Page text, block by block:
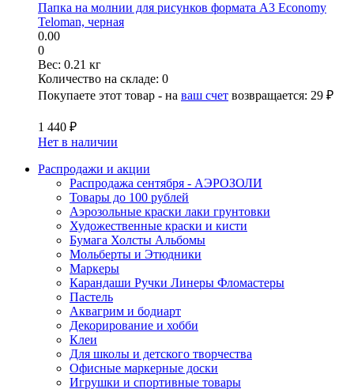
Папка на молнии для рисунков формата А3 Economy
Teloman, черная
0.00
0
Вес: 0.21 кг
Количество на складе: 0
Покупаете этот товар - на ваш счет возвращается: 29 ₽
1 440 ₽
Нет в наличии
Распродажи и акции
Распродажа сентября - АЭРОЗОЛИ
Товары до 100 рублей
Аэрозольные краски лаки грунтовки
Художественные краски и кисти
Бумага Холсты Альбомы
Мольберты и Этюдники
Маркеры
Карандаши Ручки Линеры Фломастеры
Пастель
Аквагрим и бодиарт
Декорирование и хобби
Клеи
Для школы и детского творчества
Офисные маркерные доски
Игрушки и спортивные товары